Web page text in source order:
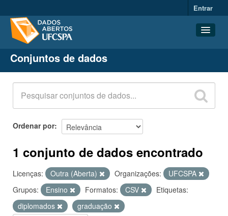
Entrar
Conjuntos de dados
Organizações
Grupos
Sobre
Conjuntos de dados
Ordenar por
1 conjunto de dados encontrado
Licenças: Outra (Aberta) Organizações:
UFCSPA
Grupos:
Ensino Formatos: CSV
Etiquetas:
diplomados
graduação